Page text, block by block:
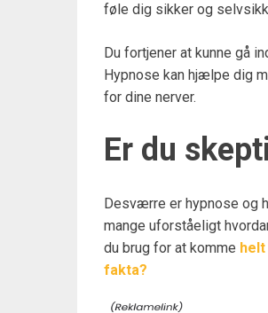
føle dig sikker og
Du fortjener at kunne gå
Hypnose kan hjælpe dig
for dine nerver.
Er du
Desværre er hypnose og
mange uforståeligt
du brug for at komme
fakta?